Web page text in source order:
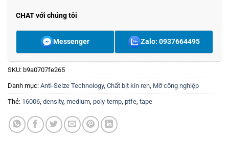
CHAT với chúng tôi
Messenger Zalo: 0937664495
SKU: b9a0707fe265
Danh mục: Anti-Seize Technology, Chất bịt kín ren Mỡ công nghiệp
Thẻ: 16006 density, medium poly-temp ptfe tape